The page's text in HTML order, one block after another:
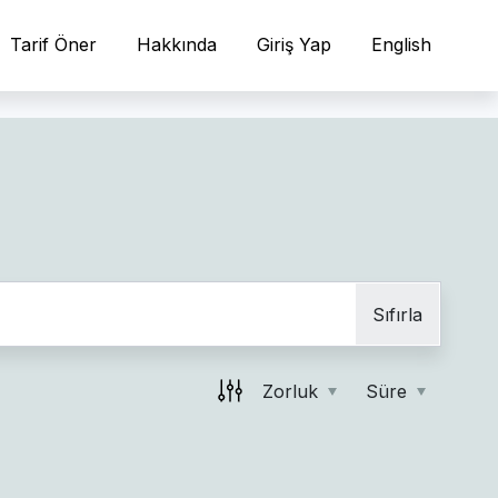
Tarif Öner Hakkında Giriş Yap English
Sıfırla
Zorluk Süre